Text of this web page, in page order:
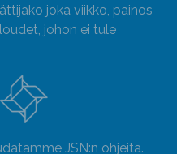
joka viikko, painos
johon ei tule
JSN:n ohjeita.